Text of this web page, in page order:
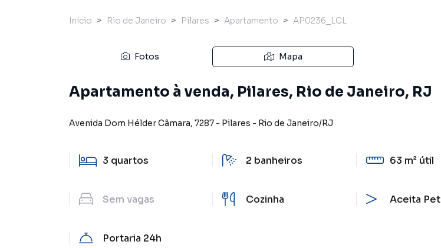
Início Rio de Janeiro Pilares Apartamento AP0236_LCL
Fotos Mapa
Apartamento à venda, Pilares, Rio de Janeiro, RJ
Avenida Dom Hélder Câmara, 7287 - Pilares - Rio de Janeiro/RJ
3 quartos 2 banheiros 63 m² útil
Sem vagas Cozinha Aceita Pet
Portaria 24h